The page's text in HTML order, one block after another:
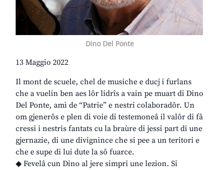
Dino Del Ponte
13 Maggio 2022
Il mont de scuele, chel de musiche e ducj i furlans
che a vuelin ben aes lôr lidrîs a vain pe muart di Dino
Del Ponte, amì de “Patrie” e nestri colaboradôr. Un
om gjenerôs e plen di voie di testemoneâ il valôr di fâ
cressi i nestris fantats cu la braùre di jessi part di une
gjernazie, di une divignince che si pee a un teritori e
che e supe di lui dute la sô fuarce.
◆ Fevelâ cun Dino al jere simpri une lezion. Si